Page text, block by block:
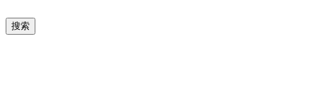
搜索